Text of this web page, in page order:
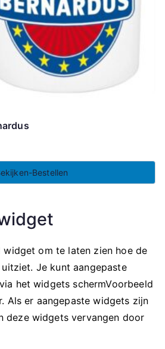
Bestellen
widget om te laten zien hoe de
Je kunt aangepaste
het widgets schermVoorbeeld
Als er aangepaste widgets zijn
deze widgets vervangen door